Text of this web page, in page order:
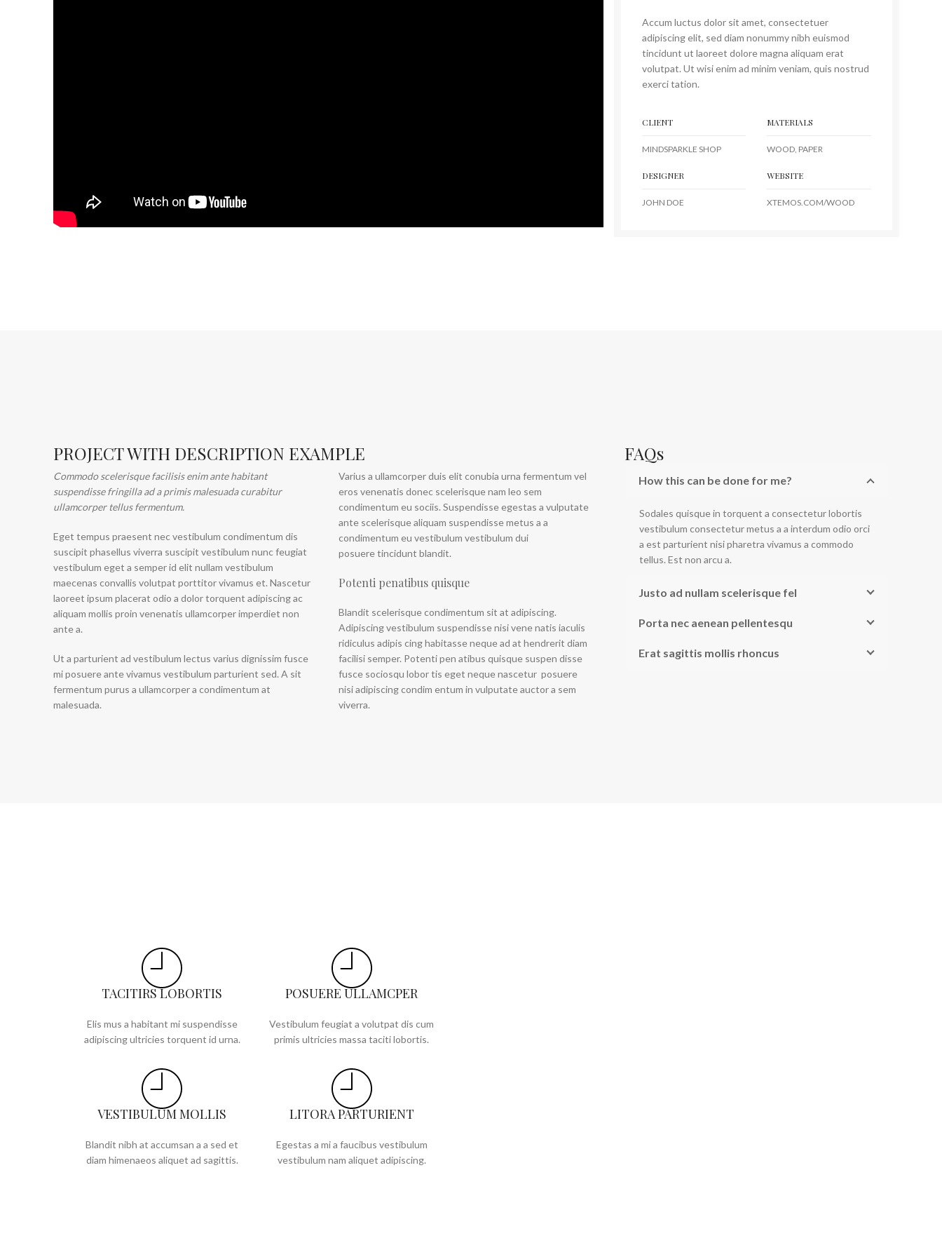
Accum luctus dolor sit amet, consectetuer
adipiscing elit, sed diam nonummy nibh euismod
tincidunt ut laoreet dolore magna aliquam erat
volutpat. Ut wisi enim ad minim veniam, quis nostrud
exerci tation.
CLIENT
MINDSPARKLE SHOP
DESIGNER
JOHN DOE
MATERIALS
WOOD, PAPER
WEBSITE
XTEMOS.COM/WOOD
PROJECT WITH DESCRIPTION EXAMPLE
Commodo scelerisque facilisis enim ante habitant
suspendisse fringilla ad a primis malesuada curabitur
ullamcorper tellus fermentum.
Eget tempus praesent nec vestibulum condimentum dis
suscipit phasellus viverra suscipit vestibulum nunc feugiat
vestibulum eget a semper id elit nullam vestibulum
maecenas convallis volutpat porttitor vivamus et. Nascetur
laoreet ipsum placerat odio a dolor torquent adipiscing ac
aliquam mollis proin venenatis ullamcorper imperdiet non
ante a.
Ut a parturient ad vestibulum lectus varius dignissim fusce
mi posuere ante vivamus vestibulum parturient sed. A sit
fermentum purus a ullamcorper a condimentum at
malesuada.
Varius a ullamcorper duis elit conubia urna fermentum vel
eros venenatis donec scelerisque nam leo sem
condimentum eu sociis. Suspendisse egestas a vulputate
ante scelerisque aliquam suspendisse metus a a
condimentum eu vestibulum vestibulum dui
posuere tincidunt blandit.
Potenti penatibus quisque
Blandit scelerisque condimentum sit at adipiscing.
Adipiscing vestibulum suspendisse nisi vene natis iaculis
ridiculus adipis cing habitasse neque ad at hendrerit diam
facilisi semper. Potenti pen atibus quisque suspen disse
fusce sociosqu lobor tis eget neque nascetur posuere
nisi adipiscing condim entum in vulputate auctor a sem
viverra.
FAQs
How this can be done for me?
Sodales quisque in torquent a consectetur lobortis
vestibulum consectetur metus a a interdum odio orci
a est parturient nisi pharetra vivamus a commodo
tellus. Est non arcu a.
Justo ad nullam scelerisque fel
Porta nec aenean pellentesqu
Erat sagittis mollis rhoncus
TACITIRS LOBORTIS
Elis mus a habitant mi suspendisse
adipiscing ultricies torquent id urna.
VESTIBULUM MOLLIS
Blandit nibh at accumsan a a sed et
diam himenaeos aliquet ad sagittis.
POSUERE ULLAMCPER
Vestibulum feugiat a volutpat dis cum
primis ultricies massa taciti lobortis.
LITORA PARTURIENT
Egestas a mi a faucibus vestibulum
vestibulum nam aliquet adipiscing.